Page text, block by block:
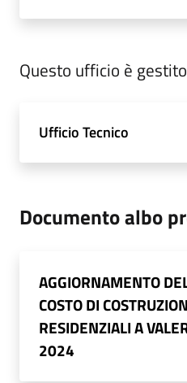
Questo ufficio è
Ufficio Tecnico
Documento albo
AGGIORNAMENTO
COSTO DI
RESIDENZIALI A
2024